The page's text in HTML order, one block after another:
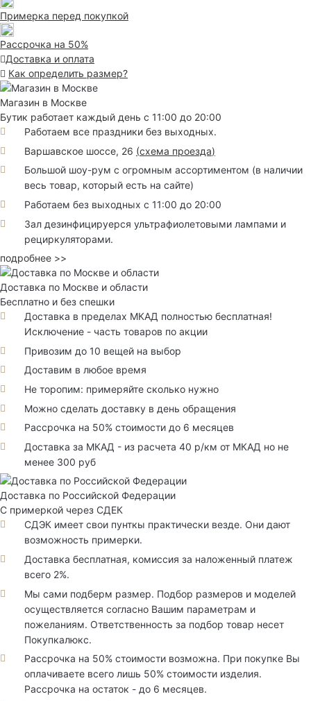
Примерка перед покупкой
Рассрочка на 50%
Доставка и оплата
Как определить размер?
Магазин в Москве
Бутик работает каждый день с 11:00 до 20:00
Работаем все праздники без выходных.
Варшавское шоссе, 26 (схема проезда)
Большой шоу-рум с огромным ассортиментом (в наличии
весь товар, который есть на сайте)
Работаем без выходных с 11:00 до 20:00
Зал дезинфицируерся ультрафиолетовыми лампами и
рециркуляторами.
подробнее >>
Доставка по Москве и области
Бесплатно и без спешки
Доставка в пределах МКАД полностью бесплатная!
Исключение - часть товаров по акции
Привозим до 10 вещей на выбор
Доставим в любое время
Не торопим: примеряйте сколько нужно
Можно сделать доставку в день обращения
Рассрочка на 50% стоимости до 6 месяцев
Доставка за МКАД - из расчета 40 р/км от МКАД но не
менее 300 руб
Доставка по Российской Федерации
С примеркой через СДЕК
СДЭК имеет свои пунткы практически везде. Они дают
возможность примерки.
Доставка бесплатная, комиссия за наложенный платеж
всего 2%.
Мы сами подберм размер. Подбор размеров и моделей
осуществляется согласно Вашим параметрам и
пожеланиям. Ответственность за подбор товар несет
Покупкалюкс.
Рассрочка на 50% стоимости возможна. При покупке Вы
оплачиваете всего лишь 50% стоимости изделия.
Рассрочка на остаток - до 6 месяцев.